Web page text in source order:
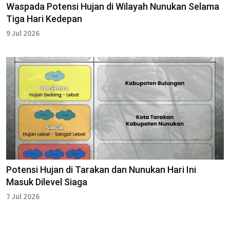
Waspada Potensi Hujan di Wilayah Nunukan Selama
Tiga Hari Kedepan
9 Jul 2026
Potensi Hujan di Tarakan dan Nunukan Hari Ini
Masuk Dilevel Siaga
7 Jul 2026